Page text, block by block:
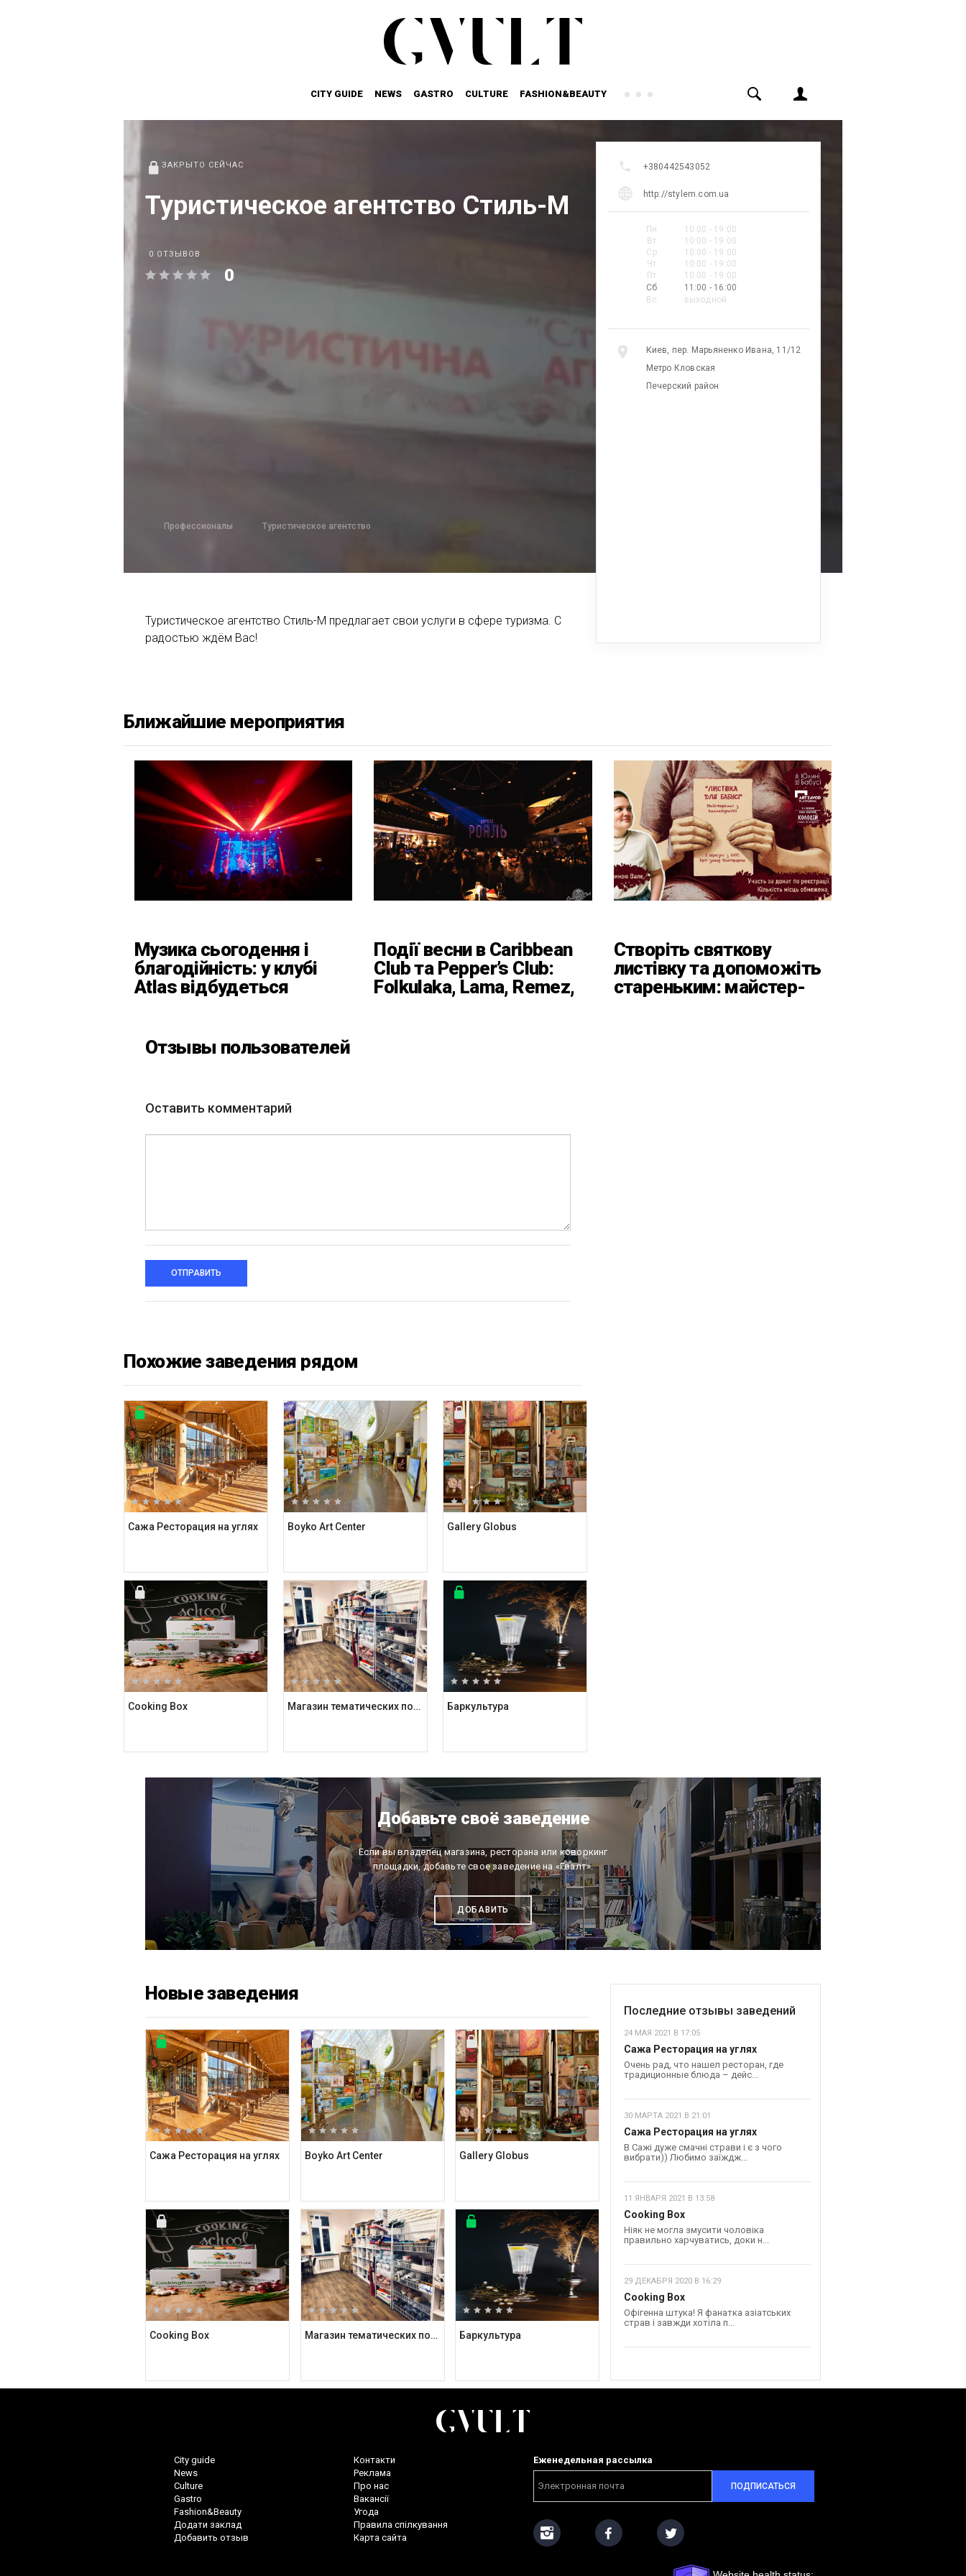
CITY GUIDE NEWS GASTRO CULTURE FASHION&BEAUTY
ЗАКРЫТО СЕЙЧАС
Туристическое агентство Стиль-М
0 ОТЗЫВОВ
0
Профессионалы Туристическое агентство
Туристическое агентство Стиль-М предлагает свои услуги в сфере туризма. С
радостью ждём Вас!
+380442543052
http://stylem.com.ua
Пн
10:00 - 19:00
Вт
10:00 - 19:00
Ср
10:00 - 19:00
Чт
10:00 - 19:00
Пт
10:00 - 19:00
Сб
11:00 - 16:00
Вс
выходной
Киев, пер. Марьяненко Ивана, 11/12
Метро Кловская
Печерский район
Ближайшие мероприятия
Музика сьогодення і
благодійність: у клубі
Atlas відбудеться
Події весни в Caribbean
Club та Pepper’s Club:
Folkulaka, Lama, Remez,
Створіть святкову
листівку та допоможіть
стареньким: майстер-
Отзывы пользователей
Оставить комментарий
ОТПРАВИТЬ
Похожие заведения рядом
Сажа Ресторация на углях Boyko Art Center Gallery Globus
Cooking Box Магазин тематических подарков Kashalot Баркультура
Добавьте своё заведение
Если вы владелец магазина, ресторана или коворкинг
площадки, добавьте свое заведение на «Гвалт».
ДОБАВИТЬ
Новые заведения
Сажа Ресторация на углях Boyko Art Center Gallery Globus
Cooking Box Магазин тематических подарков Kashalot Баркультура
Последние отзывы заведений
24 МАЯ 2021 В 17:05
Сажа Ресторация на углях
Очень рад, что нашел ресторан, где
традиционные блюда – дейс...
30 МАРТА 2021 В 21:01
Сажа Ресторация на углях
В Сажі дуже смачні страви і є з чого
вибрати)) Любимо заїждж...
11 ЯНВАРЯ 2021 В 13:58
Cooking Box
Ніяк не могла змусити чоловіка
правильно харчуватись, доки н...
29 ДЕКАБРЯ 2020 В 16:29
Cooking Box
Офігенна штука! Я фанатка азіатських
страв і завжди хотіла п...
City guide
News
Culture
Gastro
Fashion&Beauty
Додати заклад
Добавить отзыв
Контакти
Реклама
Про нас
Вакансії
Угода
Правила спілкування
Карта сайта
Еженедельная рассылка
ПОДПИСАТЬСЯ